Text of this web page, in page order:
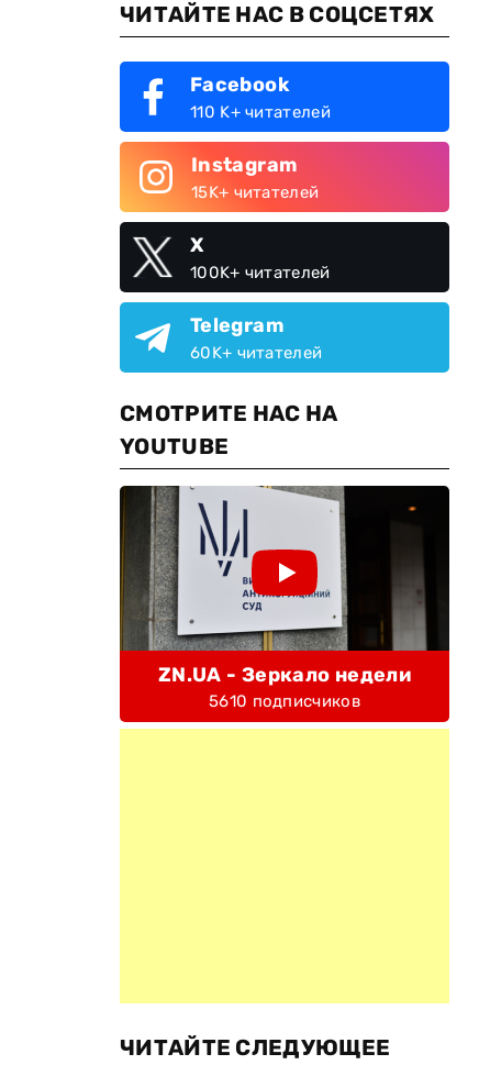
ЧИТАЙТЕ НАС В СОЦСЕТЯХ
Facebook
110 K+ читателей
Instagram
15K+ читателей
X
100K+ читателей
Telegram
60K+ читателей
СМОТРИТЕ НАС НА
YOUTUBE
ZN.UA - Зеркало недели
5610 подписчиков
ЧИТАЙТЕ СЛЕДУЮЩЕЕ